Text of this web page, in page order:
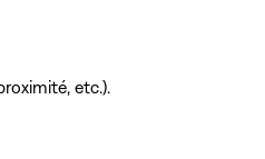
etc.).